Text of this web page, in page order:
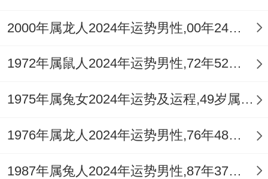
星坐旺」遇「比肩」之象，感情方面老夫妻
更需注意彼此健康起伏带来的相互照料压
而「比肩」亦代表同辈友人多与老友相聚、
参与温与的社区活动，反而能疏解情绪，并
2000年属龙人2024年运势男性,00年24岁属龙男2024年每月运程怎么样
1972年属鼠人2024年运势男性,72年52岁属鼠男2024年每月运程怎么样
1975年属兔女2024年运势及运程,49岁属兔人2024全年每月运势女性如何
1976年属龙人2024年运势男性,76年48岁属龙男2024年每月运程怎么样
1987年属兔人2024年运势男性,87年37岁属兔男2024年每月运程怎么样